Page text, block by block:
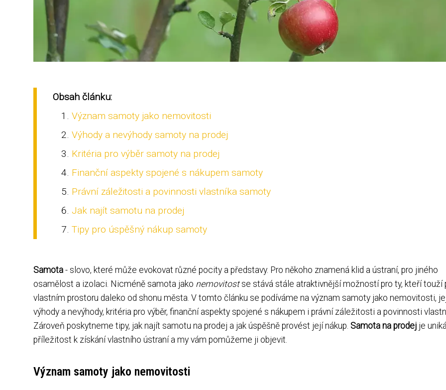
Obsah článku:
Význam samoty jako nemovitosti
Výhody a nevýhody samoty na prodej
Kritéria pro výběr samoty na prodej
Finanční aspekty spojené s nákupem samoty
Právní záležitosti a povinnosti vlastníka samoty
Jak najít samotu na prodej
Tipy pro úspěšný nákup samoty
Samota - slovo, které může evokovat různé pocity a představy. Pro někoho znamená klid a ústraní, pro jiného
osamělost a izolaci. Nicméně samota jako nemovitostse stává stále atraktivnější možností pro ty, kteří touží
vlastním prostoru daleko od shonu města. V tomto článku se podíváme na význam samoty jako nemovitosti,
výhody a nevýhody, kritéria pro výběr, finanční aspekty spojené s nákupem i právní záležitosti a povinnosti
Zároveň poskytneme tipy, jak najít samotu na prodej a jak úspěšně provést její nákup. Samota na prodej je
příležitost k získání vlastního ústraní a my vám pomůžeme ji objevit.
Význam samoty jako nemovitosti